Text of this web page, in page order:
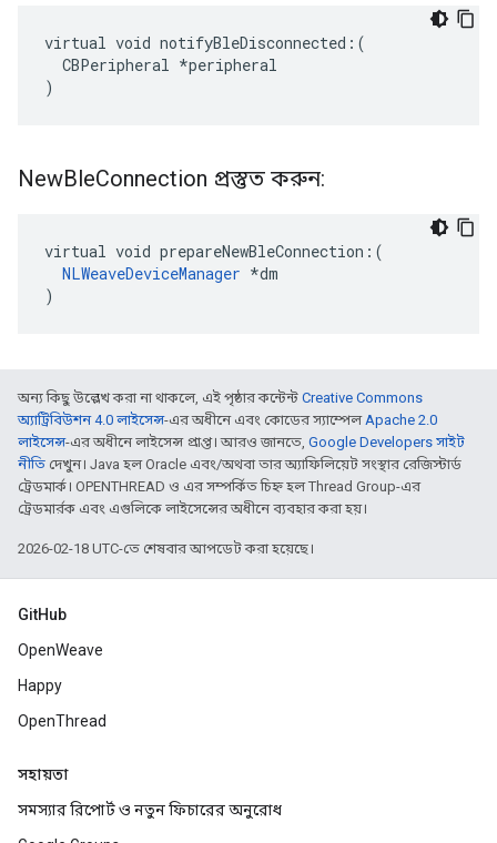
virtual void notifyBleDisconnected:(
  CBPeripheral *peripheral
)
NewBleConnection প্রস্তুত করুন:
virtual void prepareNewBleConnection:(
NLWeaveDeviceManager *dm
)
অন্য কিছু উল্লেখ করা না থাকলে, এই পৃষ্ঠার কন্টেন্ট Creative Commons
অ্যাট্রিবিউশন 4.0 লাইসেন্স-এর অধীনে এবং কোডের স্যাম্পেলApache 2.0
লাইসেন্স-এর অধীনে লাইসেন্স প্রাপ্ত। আরও জানতে, Google Developers সাইট
নীতি দেখুন। Java হল Oracle এবং/অথবা তার অ্যাফিলিয়েট সংস্থার রেজিস্টার্ড
ট্রেডমার্ক। OPENTHREAD ও এর সম্পর্কিত চিহ্ন হল Thread Group-এর
ট্রেডমার্রক এবং এগুলিকে লাইসেন্সের অধীনে ব্যবহার করা হয়।
2026-02-18 UTC-তে শেষবার আপডেট করা হয়েছে।
GitHub
OpenWeave
Happy
OpenThread
সহায়তা
সমস্যার রিপোর্ট ও নতুন ফিচারের অনুরোধ